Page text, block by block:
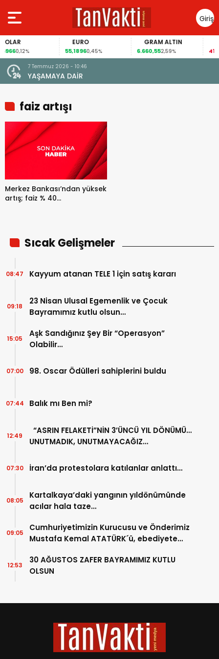
Giriş
Yap
0,12%
EURO
55,18960,45%
GRAM ALTIN
6.660,552,59% 41,30
7 Temmuz 2026 - 10:46
YAŞAMAYA DAİR
faiz artışı
Merkez Bankası’ndan yüksek
artış; faiz % 40…
Sıcak Gelişmeler
Kayyum atanan TELE 1 için satış kararı
08:47
23 Nisan Ulusal Egemenlik ve Çocuk
Bayramımız kutlu olsun…
09:18
Aşk Sandığınız Şey Bir “Operasyon”
Olabilir…
15:05
98. Oscar Ödülleri sahiplerini buldu
07:00
Balık mı Ben mi?
07:44
“ASRIN FELAKETİ”NİN 3’ÜNCÜ YIL DÖNÜMÜ…
UNUTMADIK, UNUTMAYACAĞIZ…
12:49
İran’da protestolara katılanlar anlattı…
07:30
Kartalkaya’daki yangının yıldönümünde
acılar hala taze…
08:05
Cumhuriyetimizin Kurucusu ve Önderimiz
Mustafa Kemal ATATÜRK´ü, ebediyete
09:05
30 AĞUSTOS ZAFER BAYRAMIMIZ KUTLU
OLSUN
12:53